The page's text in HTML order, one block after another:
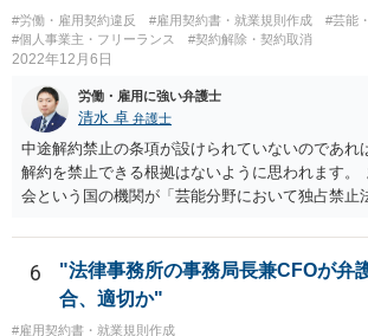
#労働・雇用契約違反 #雇用契約書・就業規則作成
#芸能
#個人事業主・フリーランス
#契約解除・契約取消
2022年12月6日
労働・雇用に強い弁護士
清水 卓 弁護士
中途解約禁止の条項が設けられていないのであれ
解約を禁止できる根拠はないように思われます。
会という国の機関が「芸能分野において独占禁止
活動を⾏えない旨の義務を課し，⼜は移籍・独⽴
動を妨害する旨⽰唆して，移籍・独⽴を諦めさ
の濫⽤等）を例示しています。 ライバー事務所
る可能性があり、あなたのケースでも、独占禁止
6
"法律事務所の事務局長兼CFOが弁
合、適切か"
#雇用契約書・就業規則作成